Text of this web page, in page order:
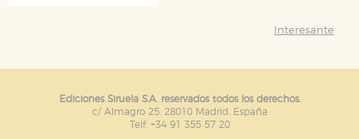
Interesante
Ediciones Siruela S.A. reservados todos los derechos.
c/ Almagro 25. 28010 Madrid. España
Telf. +34 91 355 57 20